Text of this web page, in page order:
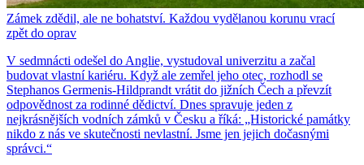
Zámek zdědil, ale ne bohatství. Každou vydělanou korunu vrací
zpět do oprav
V sedmnácti odešel do Anglie, vystudoval univerzitu a začal
budovat vlastní kariéru. Když ale zemřel jeho otec, rozhodl se
Stephanos Germenis-Hildprandt vrátit do jižních Čech a převzít
odpovědnost za rodinné dědictví. Dnes spravuje jeden z
nejkrásnějších vodních zámků v Česku a říká: „Historické památky
nikdo z nás ve skutečnosti nevlastní. Jsme jen jejich dočasnými
správci.“